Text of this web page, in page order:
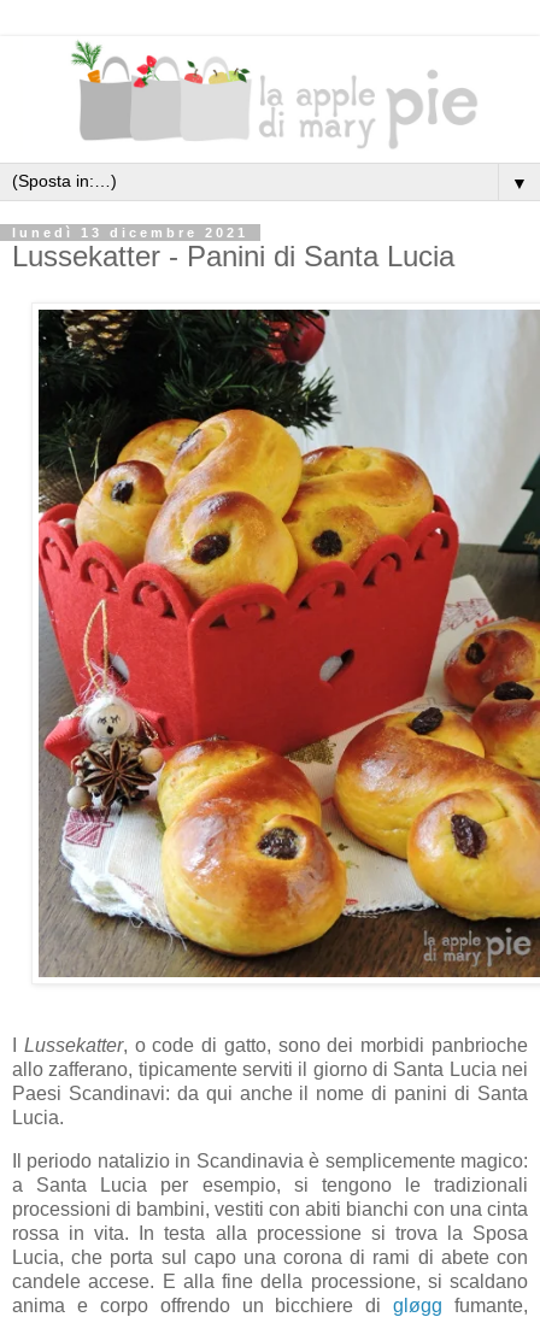
▼
lunedì 13 dicembre 2021
Lussekatter - Panini di Santa Lucia
Lussekatter, o code di gatto, sono dei morbidi panbrioche
allo zafferano, tipicamente serviti il giorno di Santa Lucia nei
Paesi Scandinavi: da qui anche il nome di panini di Santa
Lucia.
Il periodo natalizio in Scandinavia è semplicemente magico:
a Santa Lucia per esempio, si tengono le tradizionali
processioni di bambini, vestiti con abiti bianchi con una cinta
rossa in vita. In testa alla processione si trova la Sposa
Lucia, che porta sul capo una corona di rami di abete con
candele accese. E alla fine della processione, si scaldano
anima e corpo offrendo un bicchiere digløgg fumante,